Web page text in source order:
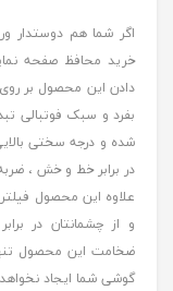
اگر شما هم دوستدار
خرید محافظ صفحه
دادن این محصول بر
شده و درجه سختی
در برابر خط و خش ،
علاوه این محصول
و از چشمانتان در
گوشی شما ایجاد